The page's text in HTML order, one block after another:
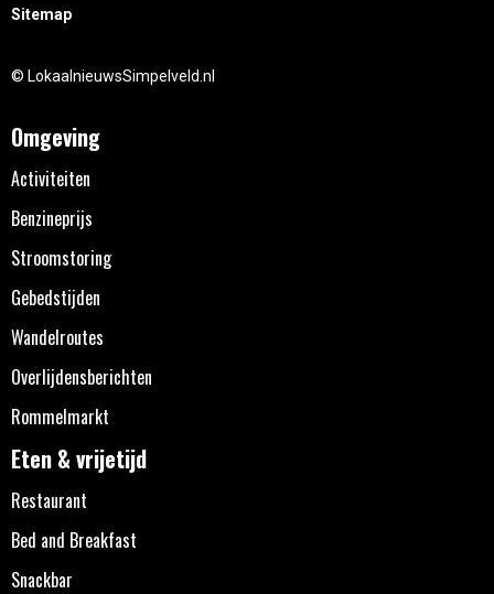
Sitemap
© LokaalnieuwsSimpelveld.nl
Omgeving
Activiteiten
Benzineprijs
Stroomstoring
Gebedstijden
Wandelroutes
Overlijdensberichten
Rommelmarkt
Eten & vrijetijd
Restaurant
Bed and Breakfast
Snackbar